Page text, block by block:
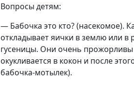
Вопросы детям:
— Бабочка это кто? (насекомое).
откладывает яички в землю или в
гусеницы. Они очень прожорливы
окукливается в кокон и после
бабочка-мотылек).